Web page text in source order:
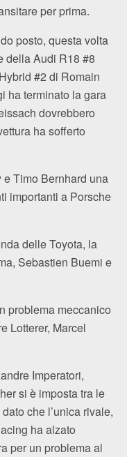
per prima.
posto, questa volta
della Audi R18 #8
#2 di Romain
ha terminato la gara
dovrebbero
ha sofferto
e Timo Bernhard una
importanti a Porsche
delle Toyota, la
Sebastien Buemi e
problema meccanico
Lotterer, Marcel
Imperatori,
si è imposta tra le
che l’unica rivale,
ha alzato
per un problema al